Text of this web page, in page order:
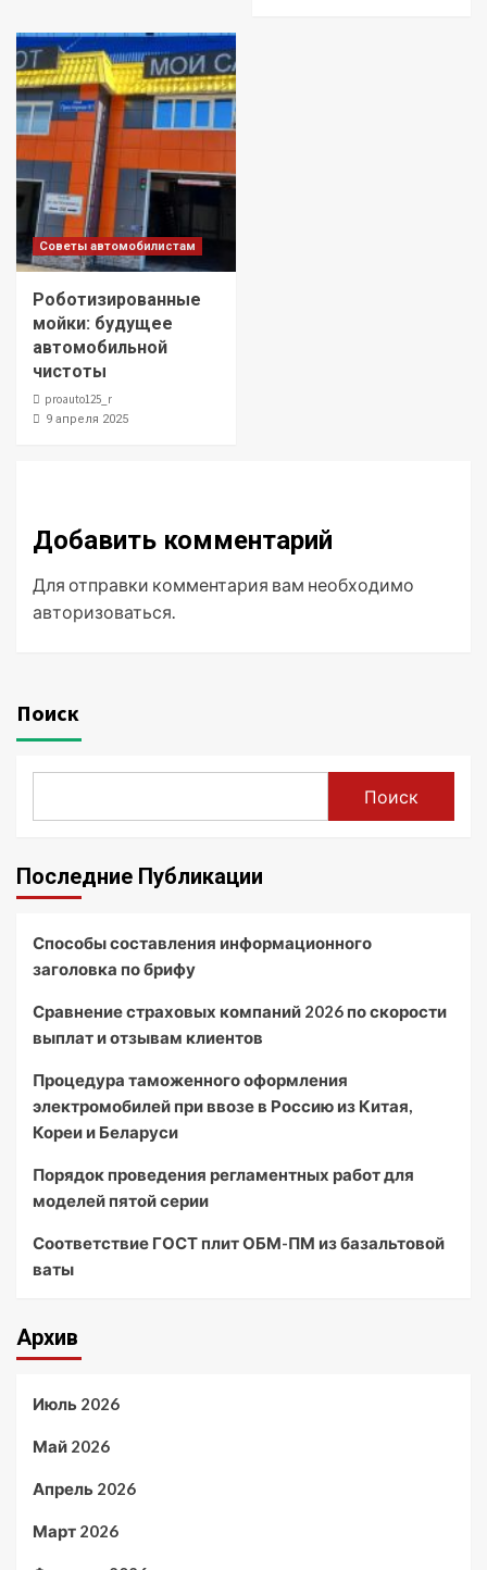
Советы автомобилистам
Роботизированные
мойки: будущее
автомобильной
чистоты
proauto125_r
9 апреля 2025
Добавить комментарий
Для отправки комментария вам необходимо
авторизоваться.
Поиск
Поиск
Последние Публикации
Способы составления информационного
заголовка по брифу
Сравнение страховых компаний 2026 по скорости
выплат и отзывам клиентов
Процедура таможенного оформления
электромобилей при ввозе в Россию из Китая,
Кореи и Беларуси
Порядок проведения регламентных работ для
моделей пятой серии
Соответствие ГОСТ плит ОБМ-ПМ из базальтовой
ваты
Архив
Июль 2026
Май 2026
Апрель 2026
Март 2026